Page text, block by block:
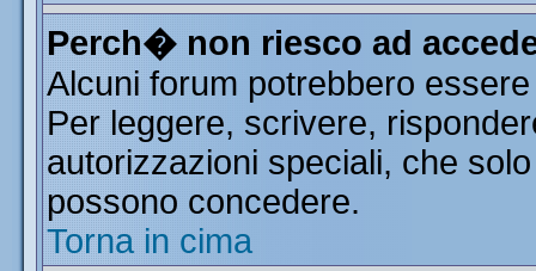
Perch� non riesco ad
Alcuni forum potrebbero
Per leggere, scrivere,
autorizzazioni speciali, che
possono concedere.
Torna in cima